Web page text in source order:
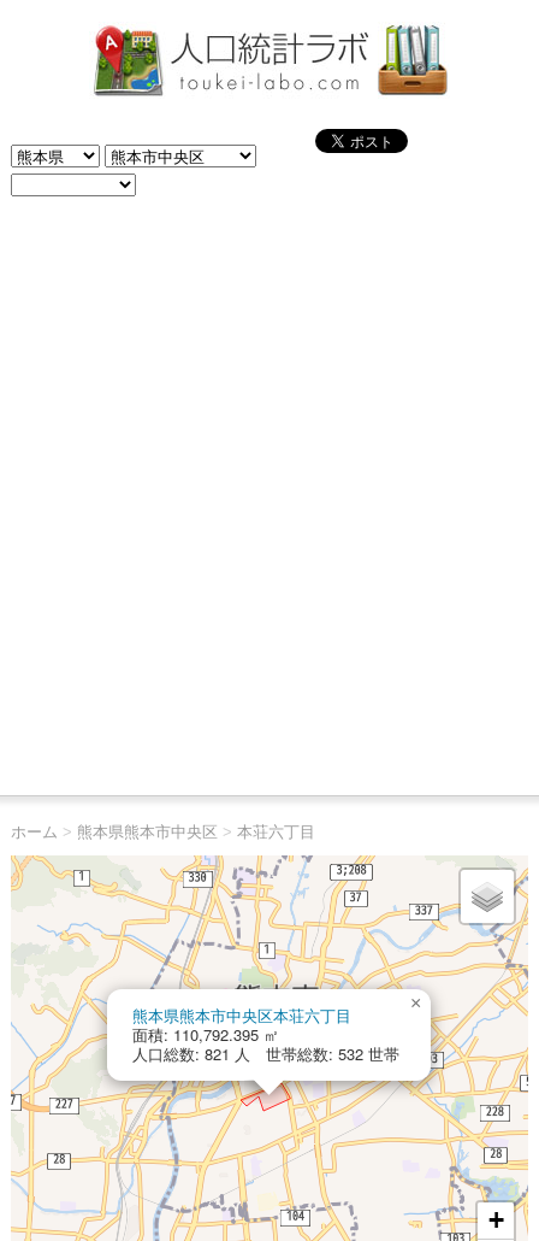
ホーム > 熊本県熊本市中央区 > 本荘六丁目
熊本県熊本市中央区本荘六丁目
面積: 110,792.395 ㎡
人口総数: 821 人 世帯総数: 532 世帯
×
+